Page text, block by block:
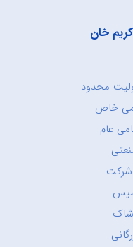
خان
محدود
خاص
عام
شرکت